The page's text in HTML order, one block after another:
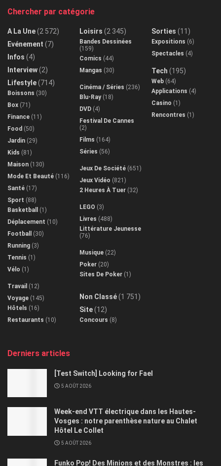
Chercher par catégorie
A La Une(2 572)
Evénement (7)
Infos (4)
Interview(2)
Lifestyle(714)
Boissons (30)
Box (71)
Finance (11)
Food (50)
Jardin (29)
Kids (81)
Maison (130)
Mode Et Beauté (116)
Santé (17)
Sport (88)
Basketball
(1)
Déplacement (10)
Football
(30)
Running (3)
Tennis (1)
Vélo (1)
Travail (12)
Voyage (145)
Hôtels (16)
Restaurants (10)
Loisirs (2 345)
Bandes Dessinées
(159)
Comics (44)
Mangas (30)
Cinéma / Séries (236)
Blu-Ray(18)
DVD (4)
Festival De Cannes
(2)
Films (164)
Séries (56)
Jeux De Société (651)
Jeux Vidéo (821)
2 Heures À Tuer (32)
LEGO (3)
Livres (488)
Littérature Jeunesse
(76)
Musique (22)
Poker (20)
Sites De Poker (1)
Non Classé(1 751)
Site(12)
Concours (8)
Sorties (11)
Expositions (6)
Spectacles (4)
Tech (195)
Web (64)
Applications (4)
Casino (1)
Rencontres (1)
Derniers articles
[Test Switch] Looking for Fael
5 AOÛT 2026
Week-end VTT électrique dans les Hautes-
Vosges : notre parenthèse nature au Chalet
Hôtel Le Collet
5 AOÛT 2026
Funko Pop! Des Minions et des Monstres : les